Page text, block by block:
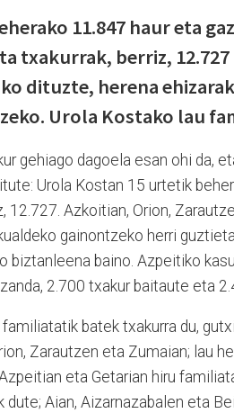
11.847 haur eta
txakurrak, berriz,
dituzte, herena
Urola Kostako lau
gehiago dagoela esan ohi da,
Urola Kostan 15 urtetik
12.727. Azkoitian, Orion,
gainontzeko herri
biztanleena baino. Azpeitiko
2.700 txakur baitaute eta
familiatatik batek txakurra du,
Zarautzen eta Zumaian; lau
eta Getarian hiru
Aian, Aizarnazabalen eta